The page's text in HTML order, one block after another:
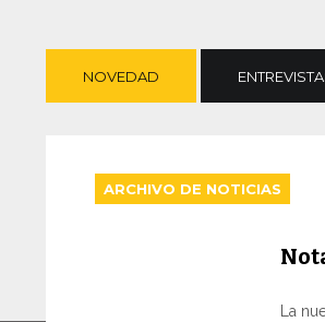
NOVEDAD
ARCHIVO DE NOTICIAS
La